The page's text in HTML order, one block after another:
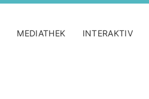
MEDIATHEK INTERAKTIV